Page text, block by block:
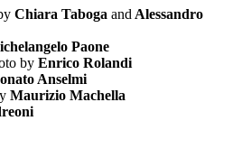
Chiara Taboga andAlessandro
Paone
by Enrico Rolandi
Anselmi
Maurizio Machella